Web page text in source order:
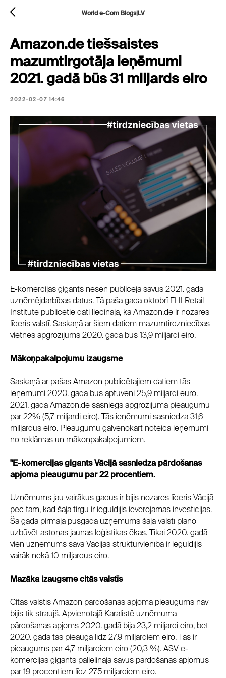
World e-Com Blogs|LV
Amazon.de tiešsaistes
mazumtirgotāja ieņēmumi
2021. gadā būs 31 miljards eiro
2022-02-07 14:46
E-komercijas gigants nesen publicēja savus 2021. gada
uzņēmējdarbības datus. Tā paša gada oktobrī EHI Retail
Institute publicētie dati liecināja, ka Amazon.de ir nozares
līderis valstī. Saskaņā ar šiem datiem mazumtirdzniecības
vietnes apgrozījums 2020. gadā būs 13,9 miljardi eiro.
Mākoņpakalpojumu izaugsme
Saskaņā ar pašas Amazon publicētajiem datiem tās
ieņēmumi 2020. gadā būs aptuveni 25,9 miljardi euro.
2021. gadā Amazon.de sasniegs apgrozījuma pieaugumu
par 22% (5,7 miljardi eiro). Tās ieņēmumi sasniedza 31,6
miljardus eiro. Pieaugumu galvenokārt noteica ieņēmumi
no reklāmas un mākoņpakalpojumiem.
"E-komercijas gigants Vācijā sasniedza pārdošanas
apjoma pieaugumu par 22 procentiem.
Uzņēmums jau vairākus gadus ir bijis nozares līderis Vācijā
pēc tam, kad šajā tirgū ir ieguldījis ievērojamas investīcijas.
Šā gada pirmajā pusgadā uzņēmums šajā valstī plāno
uzbūvēt astoņas jaunas loģistikas ēkas. Tikai 2020. gadā
vien uzņēmums savā Vācijas struktūrvienībā ir ieguldījis
vairāk nekā 10 miljardus eiro.
Mazāka izaugsme citās valstīs
Citās valstīs Amazon pārdošanas apjoma pieaugums nav
bijis tik straujš. Apvienotajā Karalistē uzņēmuma
pārdošanas apjoms 2020. gadā bija 23,2 miljardi eiro, bet
2020. gadā tas pieauga līdz 27,9 miljardiem eiro. Tas ir
pieaugums par 4,7 miljardiem eiro (20,3 %). ASV e-
komercijas gigants palielināja savus pārdošanas apjomus
par 19 procentiem līdz 275 miljardiem eiro.